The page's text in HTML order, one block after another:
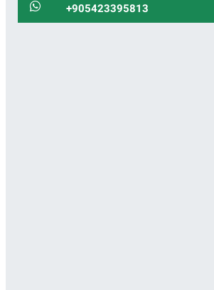
+905423395813